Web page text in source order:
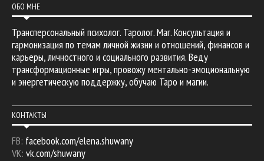
ОБО МНЕ
Трансперсональный психолог. Таролог. Маг. Консультация и
гармонизация по темам личной жизни и отношений, финансов и
карьеры, личностного и социального развития. Веду
трансформационные игры, провожу ментально-эмоциональную
и энергетическую поддержку, обучаю Таро и магии.
КОНТАКТЫ
FB: facebook.com/elena.shuwany
VK: vk.com/shuwany